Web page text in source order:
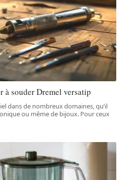
souder Dremel versatip
dans de nombreux domaines, qu’il
ou même de bijoux. Pour ceux